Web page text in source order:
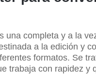
una completa y a la
a la edición y
formatos. Se
trabaja con rapidez y